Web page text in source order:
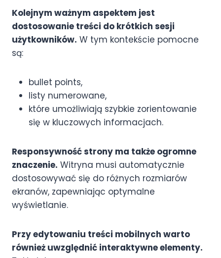
Kolejnym ważnym aspektem jest
dostosowanie treści do krótkich sesji
użytkowników. W tym kontekście pomocne
są:
bullet points,
listy numerowane,
które umożliwiają szybkie zorientowanie
się w kluczowych informacjach.
Responsywność strony ma także ogromne
znaczenie. Witryna musi automatycznie
dostosowywać się do różnych rozmiarów
ekranów, zapewniając optymalne
wyświetlanie.
Przy edytowaniu treści mobilnych warto
również uwzględnić interaktywne elementy.